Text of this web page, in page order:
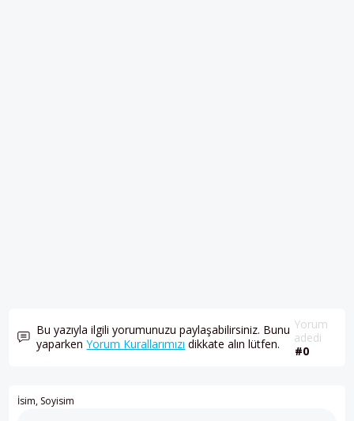
Bu yazıyla ilgili yorumunuzu paylaşabilirsiniz. Bunu
yaparkenYorum Kurallarımızı dikkate alın lütfen.
Yorum
adedi
#0
İsim, Soyisim